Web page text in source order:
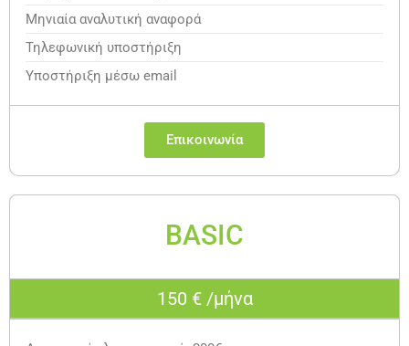
Μηνιαία αναλυτική αναφορά
Τηλεφωνική υποστήριξη
Υποστήριξη μέσω email
Επικοινωνία
BASIC
150 € /μήνα